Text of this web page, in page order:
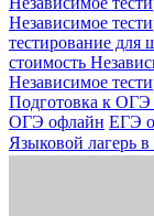
Независимое
тестирование для
стоимость
Независимое
Подготовка к
ОГЭ офлайн ЕГЭ
Языковой лагерь